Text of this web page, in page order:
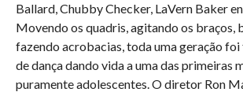
Ballard, Chubby Checker, LaVern Baker
Movendo os quadris, agitando os braços,
fazendo acrobacias, toda uma geração
de dança dando vida a uma das primeiras
puramente adolescentes. O diretor Ron